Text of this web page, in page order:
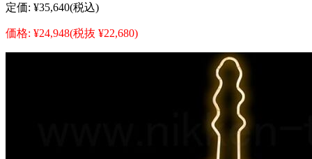
定価: ¥35,640(税込)
価格: ¥24,948(税抜 ¥22,680)